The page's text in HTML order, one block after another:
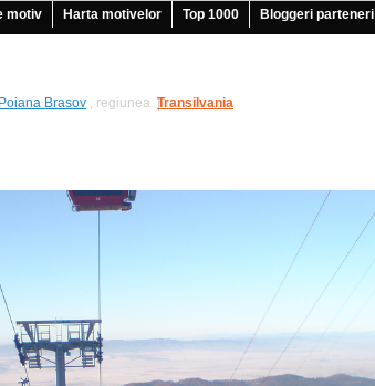
motiv Harta motivelor Top 1000 Bloggeri parteneri
Poiana Brasov , regiunea Transilvania
|